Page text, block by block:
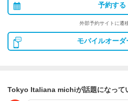
予約する
外部予約サイトに遷
モバイルオーダ
Tokyo Italiana michiが話題になって